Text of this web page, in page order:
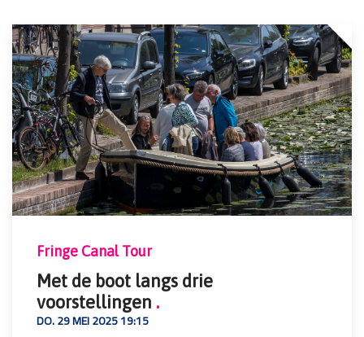
Fringe Canal Tour
Met de boot langs drie
voorstellingen .
DO. 29 MEI 2025 19:15